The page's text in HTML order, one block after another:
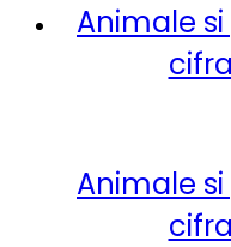
Animale
Animale